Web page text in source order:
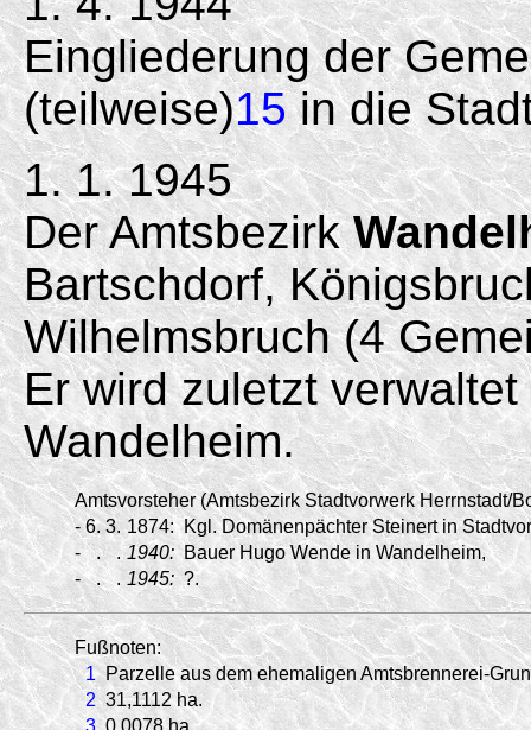
Eingliederung der
(teilweise)15in die
1. 1. 1945
Der Amtsbezirk
Bartschdorf,
Wilhelmsbruch (4
Er wird zuletzt
Wandelheim.
Amtsvorsteher (Amtsbezirk Stadtvorwerk Herrnstadt/
- 6. 3. 1874:
Kgl. Domänenpächter Steinert in
-
. . 1940: Bauer Hugo Wende in Wandelheim,
-
. . 1945: ?.
Fußnoten:
1 Parzelle aus dem ehemaligen Amtsbrennerei-
2 31,1112 ha.
3 0,0078 ha.